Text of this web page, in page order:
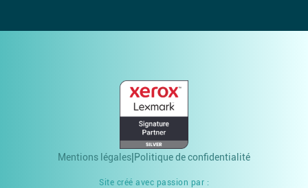
Mentions légales Politique de confidentialité
Site créé avec passion par :